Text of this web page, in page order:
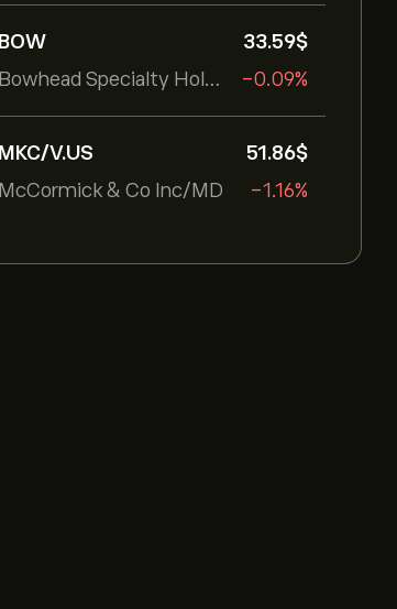
BOW
Bowhead Specialty Holdings Inc
33.59‎$‎
-0.09%
MKC/V.US
McCormick & Co Inc/MD
51.86‎$‎
-1.16%